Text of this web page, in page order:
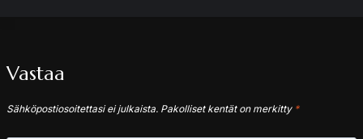
Vastaa
Sähköpostiosoitettasi ei julkaista. Pakolliset kentät on merkitty *